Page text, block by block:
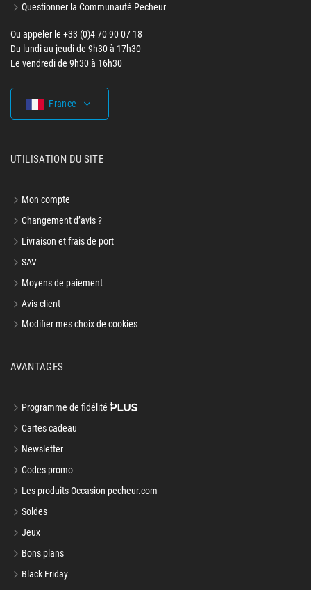
Questionner la Communauté Pecheur
Ou appeler le +33 (0)4 70 90 07 18
Du lundi au jeudi de 9h30 à 17h30
Le vendredi de 9h30 à 16h30
France
UTILISATION DU SITE
Mon compte
Changement d’avis ?
Livraison et frais de port
SAV
Moyens de paiement
Avis client
Modifier mes choix de cookies
AVANTAGES
Programme de fidélité
Cartes cadeau
Newsletter
Codes promo
Les produits Occasion pecheur.com
Soldes
Jeux
Bons plans
Black Friday